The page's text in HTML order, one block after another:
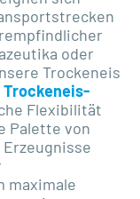
oder
Trockeneis
Trockeneis-
Flexibilität
Palette von
maximale